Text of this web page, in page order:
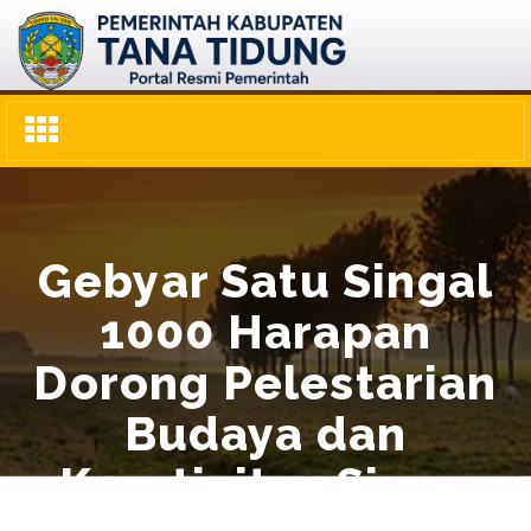
Toggle
navigation
Gebyar Satu Singal
1000 Harapan
Dorong Pelestarian
Budaya dan
Kreativitas Siswa